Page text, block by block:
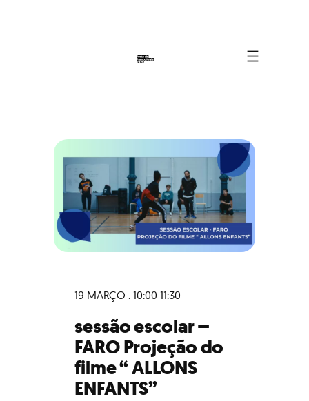
19 MARÇO . 10:00-11:30
sessão escolar –
FARO Projeção do
filme “ ALLONS
ENFANTS”